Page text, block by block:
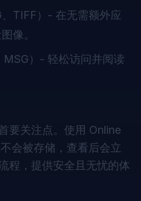
、TIFF）- 在无需额外应
像。
MSG）- 轻松访问并阅读
要关注点。使用 Online
会被存储，查看后会立
程，提供安全且无忧的体